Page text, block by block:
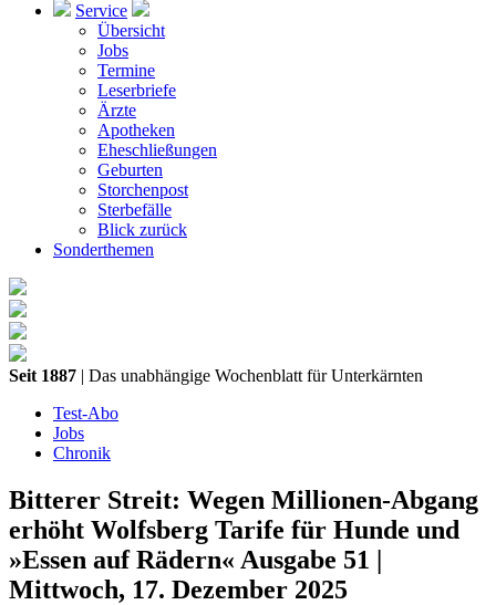
Service
Übersicht
Jobs
Termine
Leserbriefe
Ärzte
Apotheken
Eheschließungen
Geburten
Storchenpost
Sterbefälle
Blick zurück
Sonderthemen
Seit 1887 | Das unabhängige Wochenblatt für Unterkärnten
Test-Abo
Jobs
Chronik
Bitterer Streit: Wegen Millionen-Abgang
erhöht Wolfsberg Tarife für Hunde und
»Essen auf Rädern« Ausgabe 51 |
Mittwoch, 17. Dezember 2025